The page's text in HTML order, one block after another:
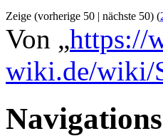
Zeige (vorherige 50 | nächste 50) (
Von „https://
wiki.de/wiki/